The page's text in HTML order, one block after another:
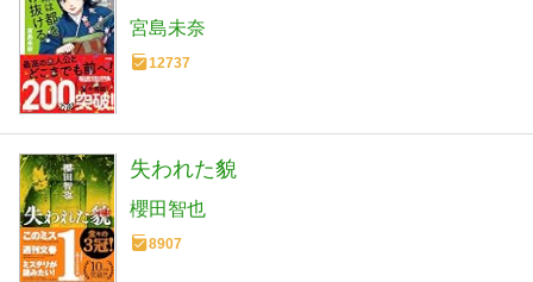
宮島未奈
12737
失われた貌
櫻田智也
8907